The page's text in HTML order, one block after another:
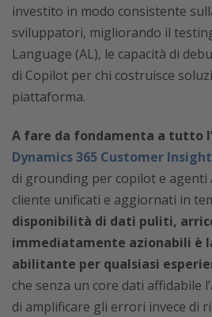
investito in modo consistente
sviluppatori, migliorando il
Language (AL), le capacità di
di Copilot per chi costruisce
piattaforma.
A fare da fondamenta a tutto
Dynamics 365 Customer
di grounding per copilot e
cliente unificati e aggiornati in
disponibilità di dati puliti,
immediatamente azionabili è
abilitante per qualsiasi
che senza un core dati affidabile
di amplificare gli errori invece di